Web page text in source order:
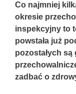
Co najmniej
okresie
inspekcyjny to
powstała już
pozostałych są
zadbać o